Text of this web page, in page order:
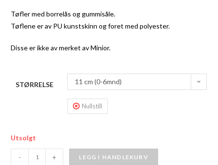
Tøfler med borrelås og gummisåle.
Tøflene er av PU kunstskinn og foret med polyester.
Disse er ikke av merket av Minior.
STØRRELSE 11 cm (0-6mnd)
Nullstill
Utsolgt
- + LEGG I HANDLEKURV